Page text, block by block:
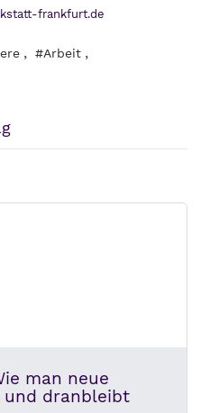
frankfurt.de
, #Arbeit ,
man neue
und dranbleibt